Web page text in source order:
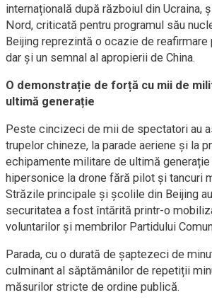
internațională după războiul din Ucraina,
Nord, criticată pentru programul său
Beijing reprezintă o ocazie de reafirmare
dar și un semnal al apropierii de China.
O demonstrație de forță cu mii de
ultimă generație
Peste cincizeci de mii de spectatori au
trupelor chineze, la parade aeriene și la
echipamente militare de ultimă
hipersonice la drone fără pilot și tancuri
Străzile principale și școlile din Beijing
securitatea a fost întărită printr-o
voluntarilor și membrilor Partidului
Parada, cu o durată de șaptezeci de
culminant al săptămânilor de repetiții
măsurilor stricte de ordine publică.